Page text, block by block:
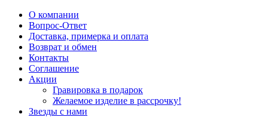
О компании
Вопрос-Ответ
Доставка, примерка и оплата
Возврат и обмен
Контакты
Соглашение
Акции
Гравировка в подарок
Желаемое изделие в рассрочку!
Звезды с нами